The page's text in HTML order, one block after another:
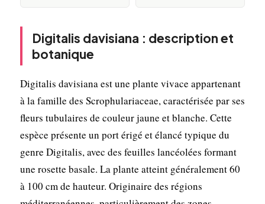
Digitalis davisiana : description et
botanique
Digitalis davisiana est une plante vivace appartenant
à la famille des Scrophulariaceae, caractérisée par ses
fleurs tubulaires de couleur jaune et blanche. Cette
espèce présente un port érigé et élancé typique du
genre Digitalis, avec des feuilles lancéolées formant
une rosette basale. La plante atteint généralement 60
à 100 cm de hauteur. Originaire des régions